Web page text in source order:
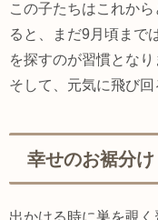
この子たちはこれか
ると、まだ9月頃まで
を探すのが習慣となり
そして、元気に飛び回
幸せのお裾分け
出かける時に巣を覗